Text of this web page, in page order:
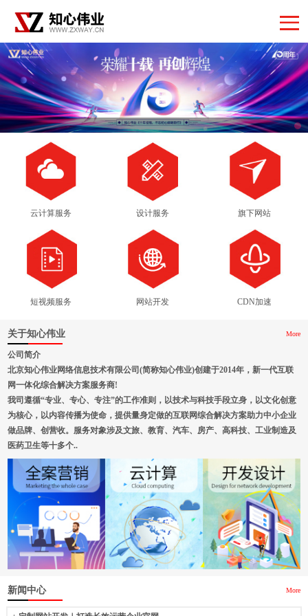
云计算服务 设计服务 旗下网站
短视频服务 网站开发 CDN加速
关于知心伟业 More
公司简介
北京知心伟业网络信息技术有限公司(简称知心伟业)创建于2014年，新一代互联
网一体化综合解决方案服务商!
我司遵循“专业、专心、专注”的工作准则，以技术与科技手段立身，以文化创意
为核心，以内容传播为使命，提供量身定做的互联网综合解决方案助力中小企业
做品牌、创营收。服务对象涉及文旅、教育、汽车、房产、高科技、工业制造及
医药卫生等十多个..
新闻中心 More